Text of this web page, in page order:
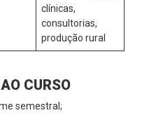
clínicas,
consultorias,
produção rural
CURSO
semestral;